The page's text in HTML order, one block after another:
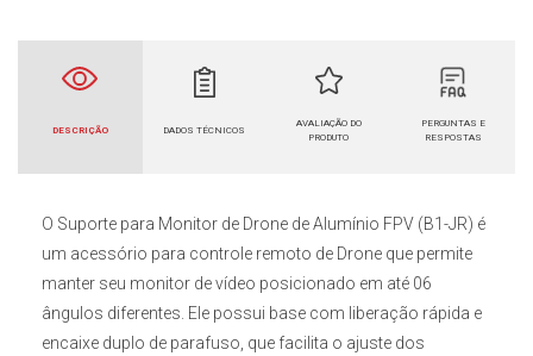
DESCRIÇÃO DADOS TÉCNICOS
AVALIAÇÃO DO
PRODUTO
PERGUNTAS E
RESPOSTAS
O Suporte para Monitor de Drone de Alumínio FPV (B1-JR) é
um acessório para controle remoto de Drone que permite
manter seu monitor de vídeo posicionado em até 06
ângulos diferentes. Ele possui base com liberação rápida e
encaixe duplo de parafuso, que facilita o ajuste dos